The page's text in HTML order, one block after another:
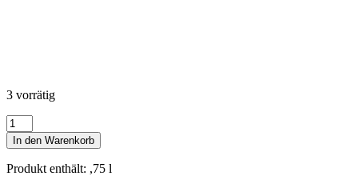
3 vorrätig
Oliver
Zeter
Chardonnay
Mineral
In den Warenkorb
Produkt enthält: ,75 l